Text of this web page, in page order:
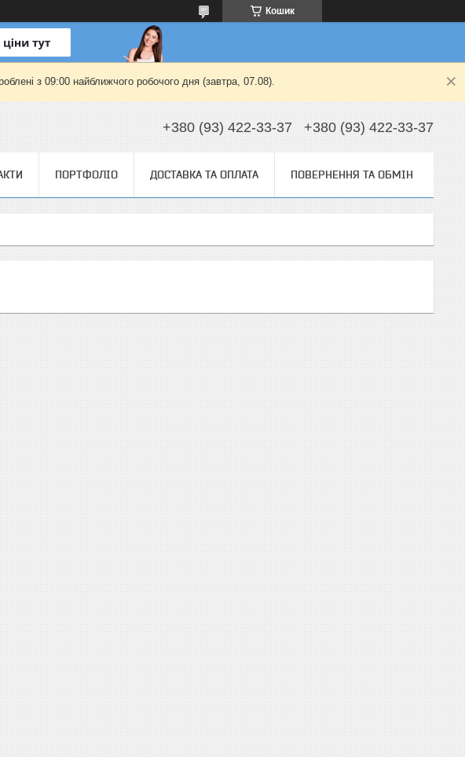
Кошик
з 09:00 найближчого робочого дня (завтра, 07.08).
+380 (93) 422-33-37 +380 (93) 422-33-37
ПОРТФОЛІО ДОСТАВКА ТА ОПЛАТА ПОВЕРНЕННЯ ТА ОБМІН